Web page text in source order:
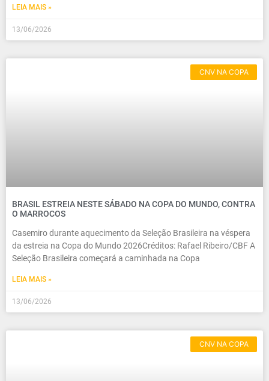
LEIA MAIS »
13/06/2026
CNV NA COPA
BRASIL ESTREIA NESTE SÁBADO NA COPA DO MUNDO, CONTRA
O MARROCOS
Casemiro durante aquecimento da Seleção Brasileira na véspera
da estreia na Copa do Mundo 2026Créditos: Rafael Ribeiro/CBF A
Seleção Brasileira começará a caminhada na Copa
LEIA MAIS »
13/06/2026
CNV NA COPA